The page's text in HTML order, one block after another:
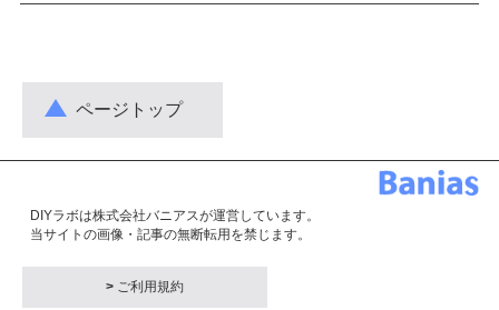
ページトップ
DIYラボは株式会社バニアスが運営しています。
当サイトの画像・記事の無断転用を禁じます。
> ご利用規約